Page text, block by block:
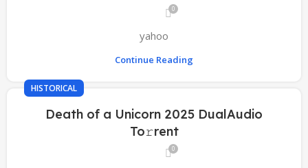
0
yahoo
Continue Reading
HISTORICAL
Death of a Unicorn 2025 DualAudio
To𝚛rent
0